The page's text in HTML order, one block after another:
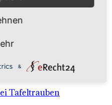
- rechtliche
Tafeltrauben
&